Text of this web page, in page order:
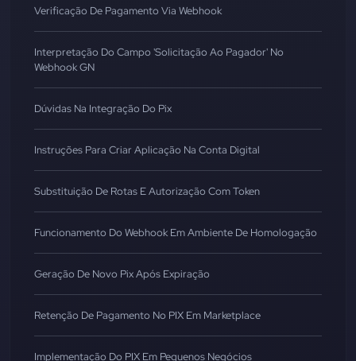
Verificação De Pagamento Via Webhook
Interpretação Do Campo 'Solicitação Ao Pagador' No
Webhook GN
Dúvidas Na Integração Do Pix
Instruções Para Criar Aplicação Na Conta Digital
Substituição De Rotas E Autorização Com Token
Funcionamento Do Webhook Em Ambiente De Homologação
Geração De Novo Pix Após Expiração
Retenção De Pagamento No PIX Em Marketplace
Implementação Do PIX Em Pequenos Negócios